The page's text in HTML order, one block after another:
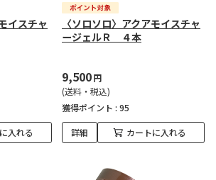
イスチャ
入れる
〈ソロソロ〉アクアモイスチャ
ージェルＲ ４本
9,500円
(送料・税込)
獲得ポイント : 95
詳細 カートに入れる